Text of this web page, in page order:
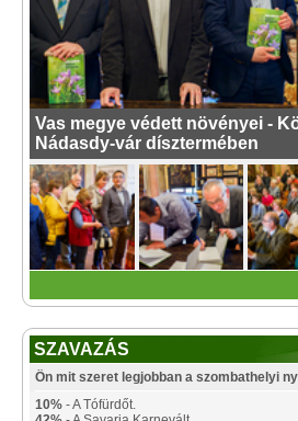
Vas megye védett növényei -
Nádasdy-vár dísztermében
SZAVAZÁS
Ön mit szeret legjobban a szombathelyi
10% - A Tófürdőt.